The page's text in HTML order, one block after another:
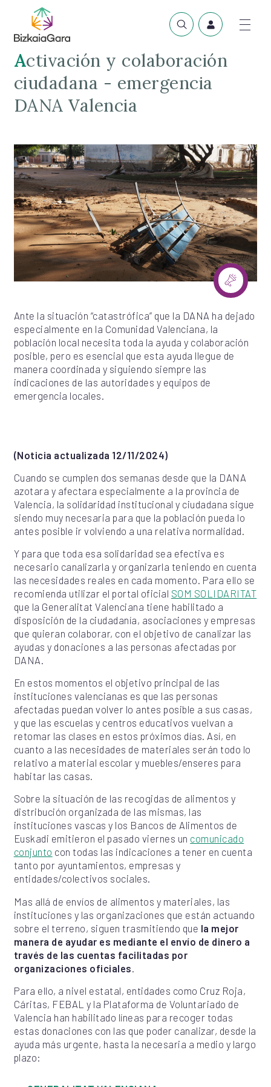
Activación y colaboración
ciudadana - emergencia
DANA Valencia
Ante la situación “catastrófica” que la DANA ha dejado
especialmente en la Comunidad Valenciana, la
población local necesita toda la ayuda y colaboración
posible, pero es esencial que esta ayuda llegue de
manera coordinada y siguiendo siempre las
indicaciones de las autoridades y equipos de
emergencia locales.
(Noticia actualizada 12/11/2024)
Cuando se cumplen dos semanas desde que la DANA
azotara y afectara especialmente a la provincia de
Valencia, la solidaridad institucional y ciudadana sigue
siendo muy necesaria para que la población pueda lo
antes posible ir volviendo a una relativa normalidad.
Y para que toda esa solidaridad sea efectiva es
necesario canalizarla y organizarla teniendo en cuenta
las necesidades reales en cada momento. Para ello se
recomienda utilizar el portal oficial SOM SOLIDARITAT
que la Generalitat Valenciana tiene habilitado a
disposición de la ciudadanía, asociaciones y empresas
que quieran colaborar, con el objetivo de canalizar las
ayudas y donaciones a las personas afectadas por
DANA.
En estos momentos el objetivo principal de las
instituciones valencianas es que las personas
afectadas puedan volver lo antes posible a sus casas,
y que las escuelas y centros educativos vuelvan a
retomar las clases en estos próximos días. Así, en
cuanto a las necesidades de materiales serán todo lo
relativo a material escolar y muebles/enseres para
habitar las casas.
Sobre la situación de las recogidas de alimentos y
distribución organizada de las mismas, las
instituciones vascas y los Bancos de Alimentos de
Euskadi emitieron el pasado viernes un comunicado
conjunto con todas las indicaciones a tener en cuenta
tanto por ayuntamientos, empresas y
entidades/colectivos sociales.
Mas allá de envíos de alimentos y materiales, las
instituciones y las organizaciones que están actuando
sobre el terreno, siguen trasmitiendo que la mejor
manera de ayudar es mediante el envío de dinero a
través de las cuentas facilitadas por
organizaciones oficiales
Para ello, a nivel estatal, entidades como Cruz Roja,
Cáritas, FEBAL y la Plataforma de Voluntariado de
Valencia han habilitado líneas para recoger todas
estas donaciones con las que poder canalizar, desde la
ayuda más urgente, hasta la necesaria a medio y largo
plazo: